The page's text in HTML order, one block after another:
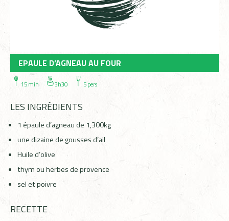
EPAULE D’AGNEAU AU FOUR
15 min 3h30 5 pers
LES INGRÉDIENTS
1 épaule d’agneau de 1,300kg
unedizainede gousses d’ail
Huile d’olive
thym ou herbes de provence
sel et poivre
RECETTE